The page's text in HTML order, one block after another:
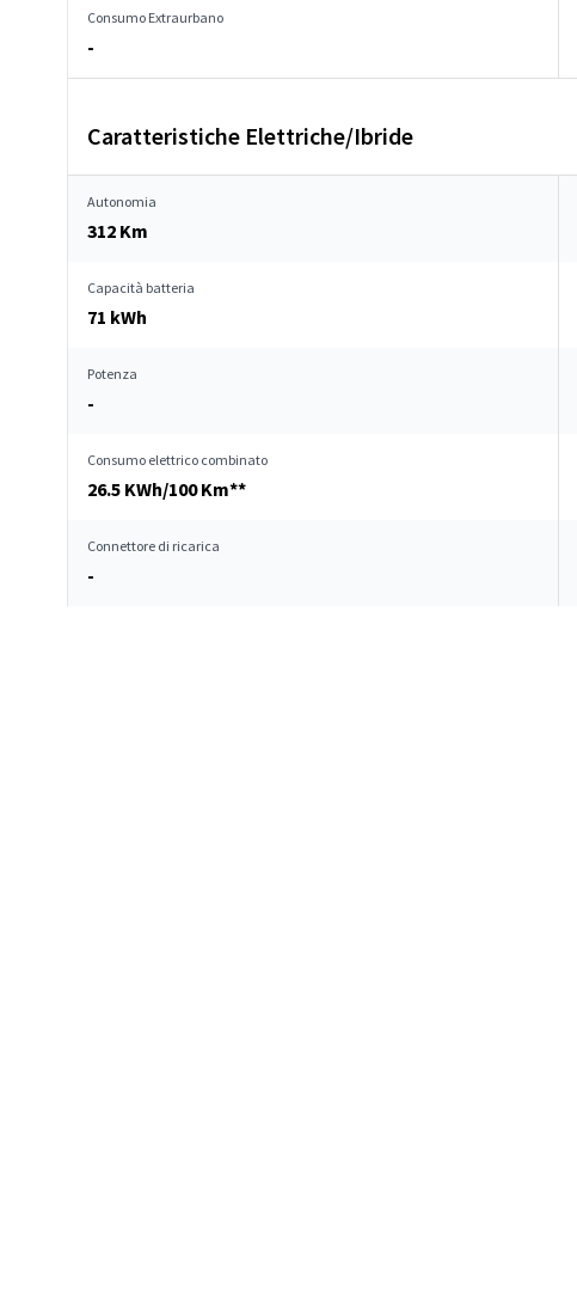
Consumo Extraurbano
-
Caratteristiche Elettriche/Ibride
Autonomia
312 Km
Capacità batteria
71 kWh
Potenza
-
Consumo elettrico combinato
26.5 KWh/100 Km**
Connettore di ricarica
-